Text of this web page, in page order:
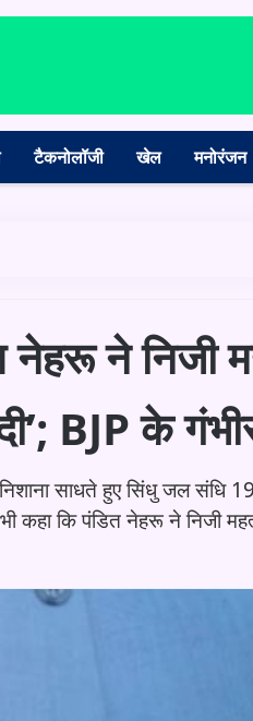
टैकनोलॉजी खेल मनोरंजन
ने निजी
BJP के
साधते हुए सिंधु जल संधि
कहा कि पंडित नेहरू ने निजी